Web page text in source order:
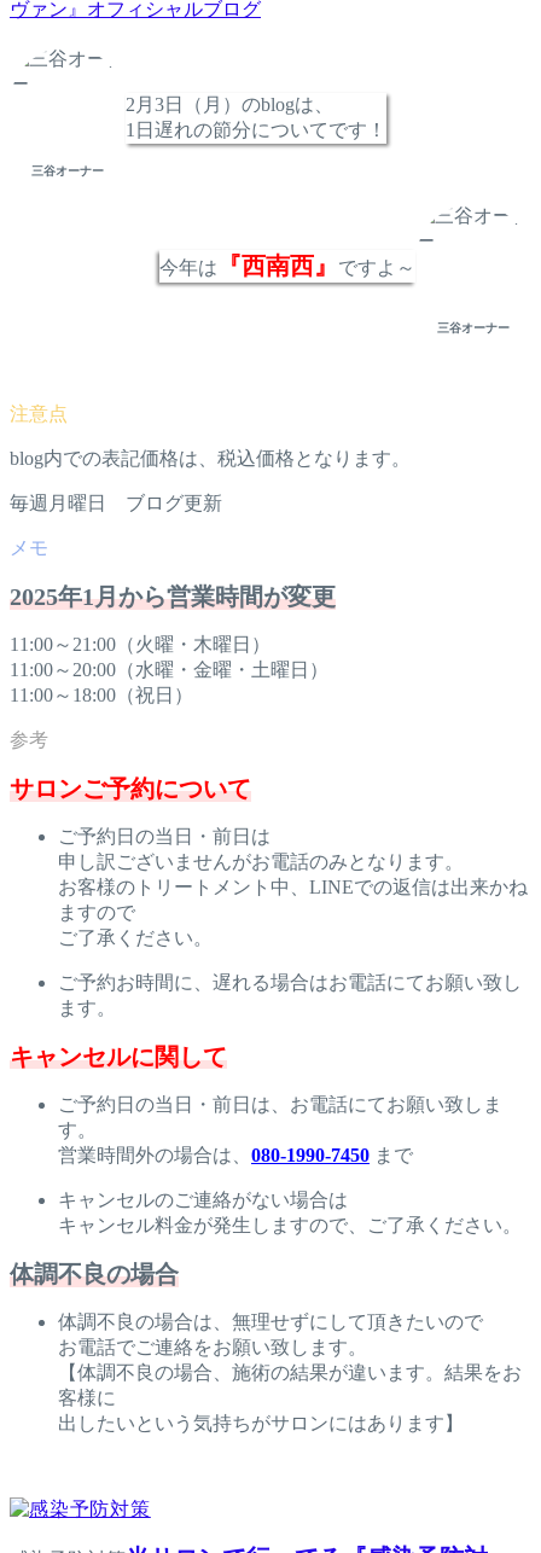
ヴァン』オフィシャルブログ
三谷オーナー
2月3日（月）のblogは、
1日遅れの節分についてです！
今年は 『西南西』 ですよ～
三谷オーナー
blog内での表記価格は、税込価格となります。
毎週月曜日 ブログ更新
2025年1月から営業時間が変更
11:00～21:00（火曜・木曜日）
11:00～20:00（水曜・金曜・土曜日）
11:00～18:00（祝日）
サロンご予約について
ご予約日の当日・前日は
申し訳ございませんがお電話のみとなります。
お客様のトリートメント中、LINEでの返信は出来かね
ますので
ご了承ください。
ご予約お時間に、遅れる場合はお電話にてお願い致し
ます。
キャンセルに関して
ご予約日の当日・前日は、お電話にてお願い致しま
す。
営業時間外の場合は、 080-1990-7450 まで
キャンセルのご連絡がない場合は
キャンセル料金が発生しますので、ご了承ください。
体調不良の場合
体調不良の場合は、無理せずにして頂きたいので
お電話でご連絡をお願い致します。
【体調不良の場合、施術の結果が違います。結果をお
客様に
出したいという気持ちがサロンにはあります】